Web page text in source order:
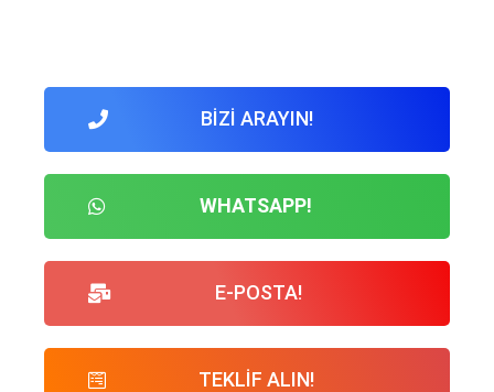
BİZİ ARAYIN!
WHATSAPP!
E-POSTA!
TEKLİF ALIN!